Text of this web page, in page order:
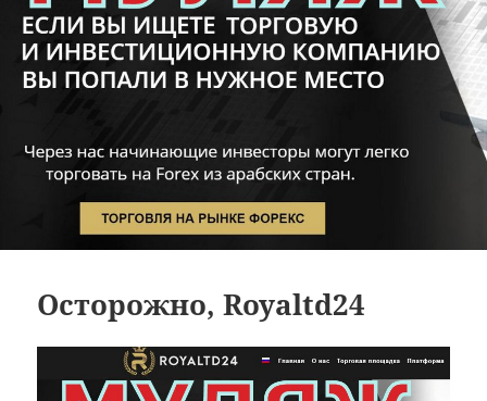
Осторожно, Royaltd24